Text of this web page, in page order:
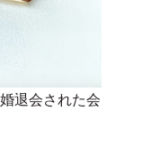
退会された会